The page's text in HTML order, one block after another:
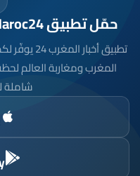
حمّل تطبيق Maroc24، أخبار المغرب تصلك أولاً
تطبيق
المغرب ومغاربة العالم
شاملة